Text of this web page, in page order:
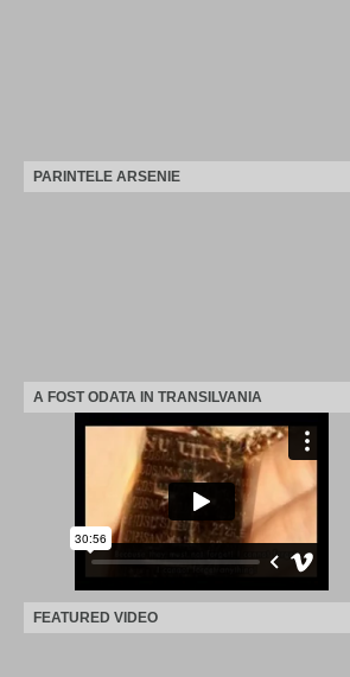
PARINTELE ARSENIE
A FOST ODATA IN TRANSILVANIA
FEATURED VIDEO